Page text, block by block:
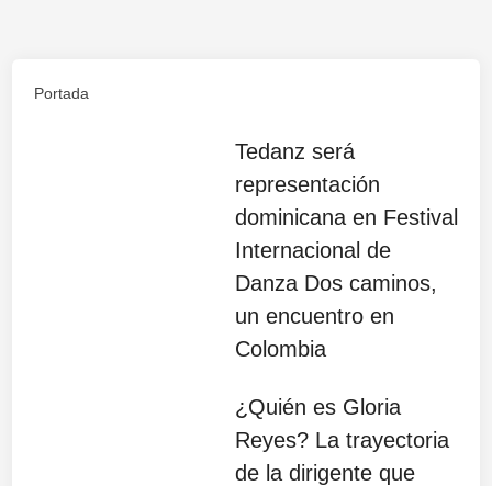
Portada
Tedanz será
representación
dominicana en Festival
Internacional de
Danza Dos caminos,
un encuentro en
Colombia
¿Quién es Gloria
Reyes? La trayectoria
de la dirigente que